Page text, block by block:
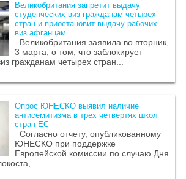
Великобритания запретит выдачу
студенческих виз гражданам четырех
стран и приостановит выдачу рабочих
виз афганцам
Великобритания заявила во вторник,
3 марта, о том, что заблокирует
гражданам четырех стран...
Опрос ЮНЕСКО выявил наличие
антисемитизма в трех четвертях школ
стран ЕС
Согласно отчету, опубликованному
ЮНЕСКО при поддержке
Европейской комиссии по случаю Дня